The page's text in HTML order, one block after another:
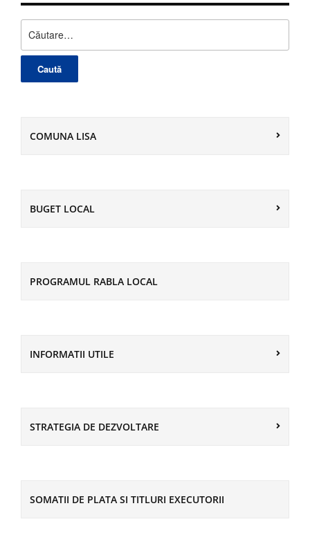
după:
COMUNA LISA
BUGET LOCAL
PROGRAMUL RABLA LOCAL
INFORMATII UTILE
STRATEGIA DE DEZVOLTARE
SOMATII DE PLATA SI TITLURI EXECUTORII